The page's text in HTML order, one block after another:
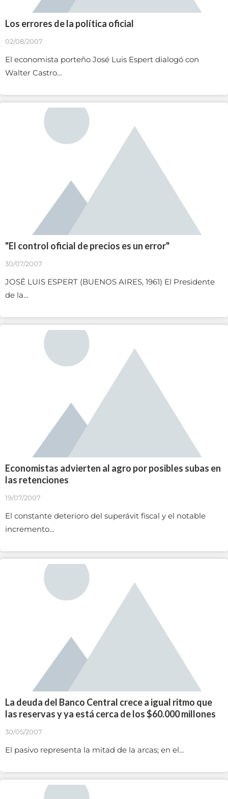
Los errores de la política oficial
02/08/2007
El economista porteño José Luis Espert dialogó con
Walter Castro…
"El control oficial de precios es un error"
30/07/2007
JOSÉ LUIS ESPERT (BUENOS AIRES, 1961) El Presidente
de la…
Economistas advierten al agro por posibles subas en
las retenciones
19/07/2007
El constante deterioro del superávit fiscal y el notable
incremento…
La deuda del Banco Central crece a igual ritmo que
las reservas y ya está cerca de los $60.000 millones
30/05/2007
El pasivo representa la mitad de la arcas; en el…